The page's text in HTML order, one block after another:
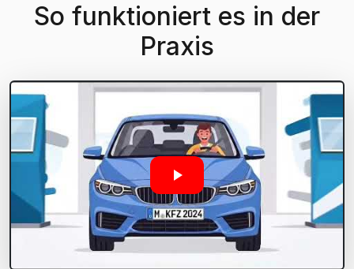
So funktioniert es in der
Praxis